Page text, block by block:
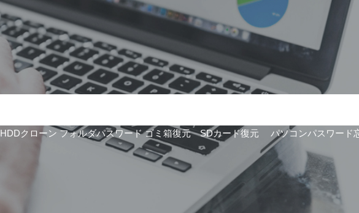
HDDクローン フォルダパスワード ゴミ箱復元 SDカード復元 パソコンパスワード